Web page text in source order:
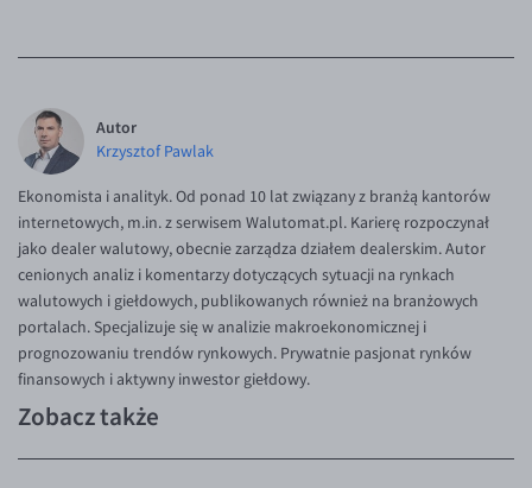
Autor
Krzysztof Pawlak
Ekonomista i analityk. Od ponad 10 lat związany z branżą kantorów
internetowych, m.in. z serwisem Walutomat.pl. Karierę rozpoczynał
jako dealer walutowy, obecnie zarządza działem dealerskim. Autor
cenionych analiz i komentarzy dotyczących sytuacji na rynkach
walutowych i giełdowych, publikowanych również na branżowych
portalach. Specjalizuje się w analizie makroekonomicznej i
prognozowaniu trendów rynkowych. Prywatnie pasjonat rynków
finansowych i aktywny inwestor giełdowy.
Zobacz także